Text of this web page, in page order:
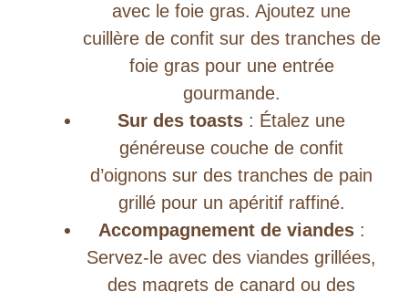
avec le foie gras. Ajoutez une
cuillère de confit sur des tranches de
foie gras pour une entrée
gourmande.
Sur des toasts : Étalez une
généreuse couche de confit
d’oignons sur des tranches de pain
grillé pour un apéritif raffiné.
Accompagnement de viandes:
Servez-le avec des viandes grillées,
des magrets de canard ou des